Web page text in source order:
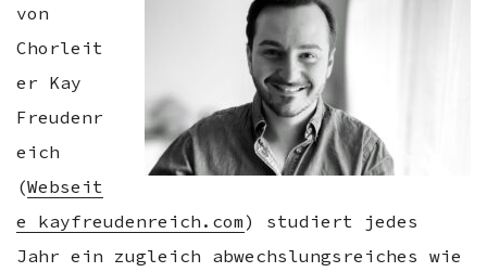
von
Chorleit
er Kay
Freudenr
eich
(Webseit
e kayfreudenreich.com) studiert jedes
Jahr ein zugleich abwechslungsreiches wie